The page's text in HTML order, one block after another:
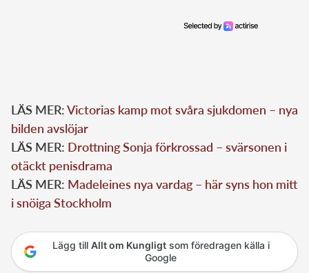
LÄS MER:Victorias kamp mot svåra sjukdomen – nya
bilden avslöjar
LÄS MER: Drottning Sonja förkrossad – svärsonen i
otäckt penisdrama
LÄS MER: Madeleines nya vardag – här syns hon mitt
i snöiga Stockholm
Lägg till Allt om Kungligtsom föredragen källa i
Google